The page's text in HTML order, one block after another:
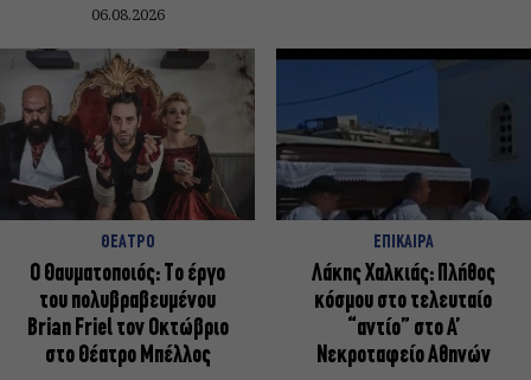
06.08.2026
ΘΕΑΤΡΟ
Ο Θαυματοποιός: Το έργο
του πολυβραβευμένου
Brian Friel τον Οκτώβριο
στο Θέατρο Μπέλλος
ΕΠΙΚΑΙΡΑ
Λάκης Χαλκιάς: Πλήθος
κόσμου στο τελευταίο
“αντίο” στο Α’
Νεκροταφείο Αθηνών